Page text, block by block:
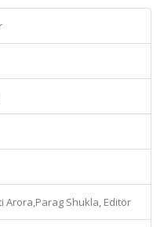
Arora,Parag Shukla, Editör